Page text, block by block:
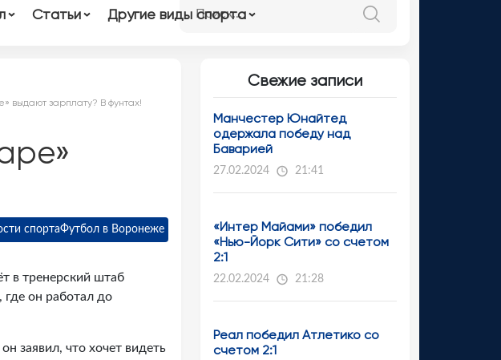
Статьи Другие виды спорта
выдают зарплату? В фунтах!
спортаФутбол в Воронеже
в тренерский штаб
где он работал до
заявил, что хочет видеть
Свежие записи
Манчестер Юнайтед
одержала победу над
Баварией
27.02.2024 21:41
«Интер Майами» победил
«Нью-Йорк Сити» со счетом
2:1
22.02.2024 21:28
Реал победил Атлетико со
счетом 2:1